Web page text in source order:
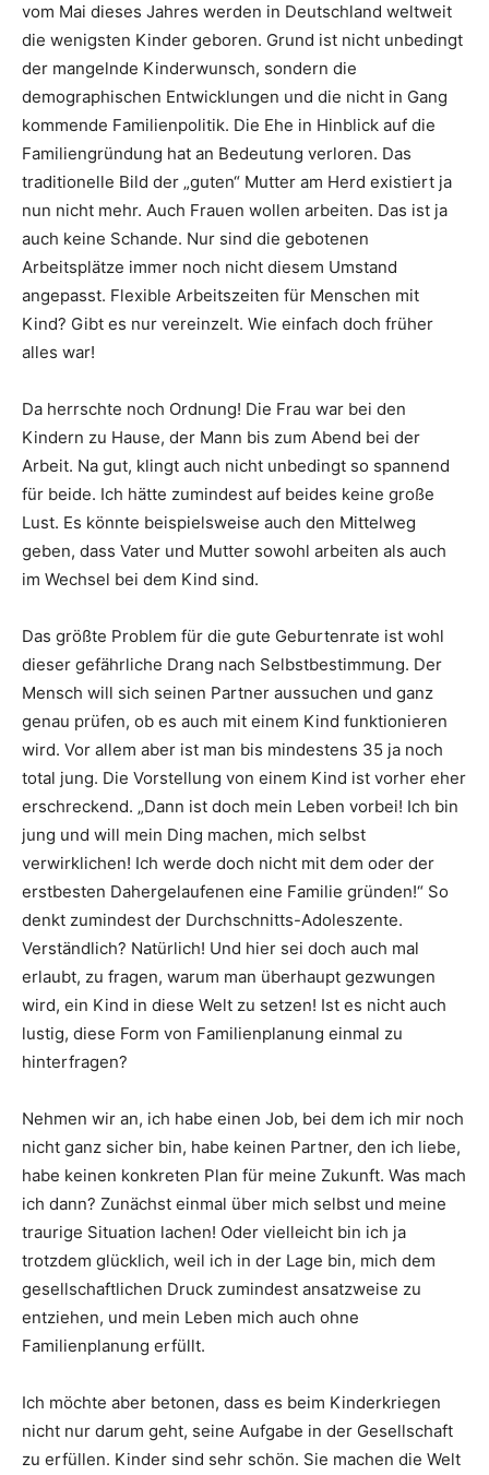
vom Mai dieses Jahres werden in Deutschland weltweit
die wenigsten Kinder geboren. Grund ist nicht unbedingt
der mangelnde Kinderwunsch, sondern die
demographischen Entwicklungen und die nicht in Gang
kommende Familienpolitik. Die Ehe in Hinblick auf die
Familiengründung hat an Bedeutung verloren. Das
traditionelle Bild der „guten“ Mutter am Herd existiert ja
nun nicht mehr. Auch Frauen wollen arbeiten. Das ist ja
auch keine Schande. Nur sind die gebotenen
Arbeitsplätze immer noch nicht diesem Umstand
angepasst. Flexible Arbeitszeiten für Menschen mit
Kind? Gibt es nur vereinzelt. Wie einfach doch früher
alles war!
Da herrschte noch Ordnung! Die Frau war bei den
Kindern zu Hause, der Mann bis zum Abend bei der
Arbeit. Na gut, klingt auch nicht unbedingt so spannend
für beide. Ich hätte zumindest auf beides keine große
Lust. Es könnte beispielsweise auch den Mittelweg
geben, dass Vater und Mutter sowohl arbeiten als auch
im Wechsel bei dem Kind sind.
Das größte Problem für die gute Geburtenrate ist wohl
dieser gefährliche Drang nach Selbstbestimmung. Der
Mensch will sich seinen Partner aussuchen und ganz
genau prüfen, ob es auch mit einem Kind funktionieren
wird. Vor allem aber ist man bis mindestens 35 ja noch
total jung. Die Vorstellung von einem Kind ist vorher eher
erschreckend. „Dann ist doch mein Leben vorbei! Ich bin
jung und will mein Ding machen, mich selbst
verwirklichen! Ich werde doch nicht mit dem oder der
erstbesten Dahergelaufenen eine Familie gründen!“ So
denkt zumindest der Durchschnitts-Adoleszente.
Verständlich? Natürlich! Und hier sei doch auch mal
erlaubt, zu fragen, warum man überhaupt gezwungen
wird, ein Kind in diese Welt zu setzen! Ist es nicht auch
lustig, diese Form von Familienplanung einmal zu
hinterfragen?
Nehmen wir an, ich habe einen Job, bei dem ich mir noch
nicht ganz sicher bin, habe keinen Partner, den ich liebe,
habe keinen konkreten Plan für meine Zukunft. Was mach
ich dann? Zunächst einmal über mich selbst und meine
traurige Situation lachen! Oder vielleicht bin ich ja
trotzdem glücklich, weil ich in der Lage bin, mich dem
gesellschaftlichen Druck zumindest ansatzweise zu
entziehen, und mein Leben mich auch ohne
Familienplanung erfüllt.
Ich möchte aber betonen, dass es beim Kinderkriegen
nicht nur darum geht, seine Aufgabe in der Gesellschaft
zu erfüllen. Kinder sind sehr schön. Sie machen die Welt